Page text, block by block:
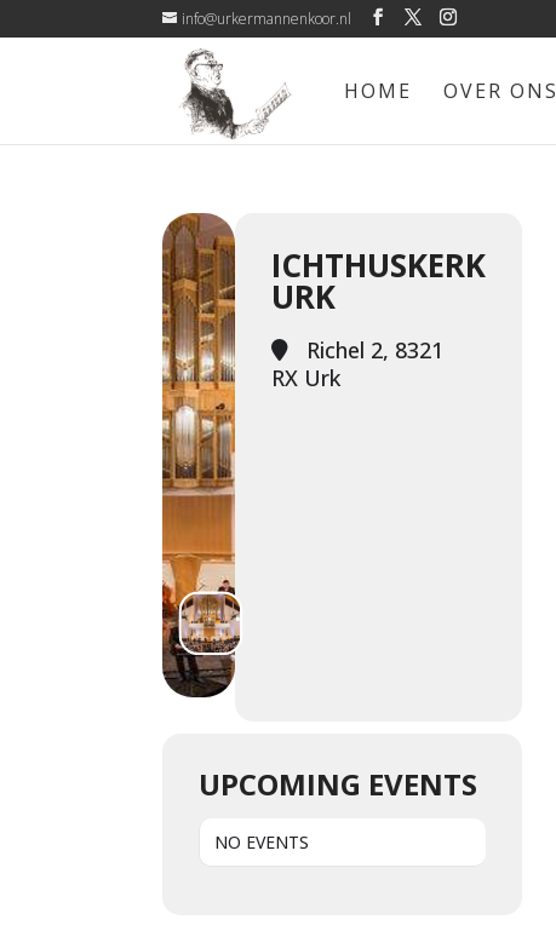
info@urkermannenkoor.nl
HOME OVER ONS
ICHTHUSKERK
URK
Richel 2, 8321
RX Urk
UPCOMING EVENTS
NO EVENTS